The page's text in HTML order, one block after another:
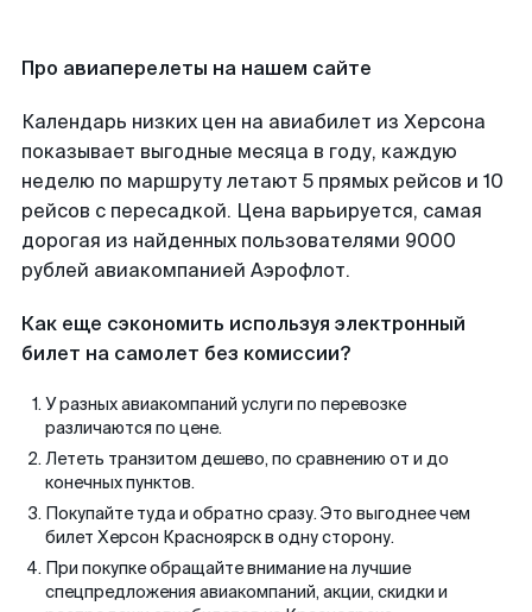
Про авиаперелеты на нашем сайте
Календарь низких цен на авиабилет из Херсона
показывает выгодные месяца в году, каждую
неделю по маршруту летают 5 прямых рейсов и 10
рейсов с пересадкой. Цена варьируется, самая
дорогая из найденных пользователями 9000
рублей авиакомпанией Аэрофлот.
Как еще сэкономить используя электронный
билет на самолет без комиссии?
У разных авиакомпаний услуги по перевозке
различаются по цене.
Лететь транзитом дешево, по сравнению от и до
конечных пунктов.
Покупайте туда и обратно сразу. Это выгоднее чем
билет Херсон Красноярск в одну сторону.
При покупке обращайте внимание на лучшие
спецпредложения авиакомпаний, акции, скидки и